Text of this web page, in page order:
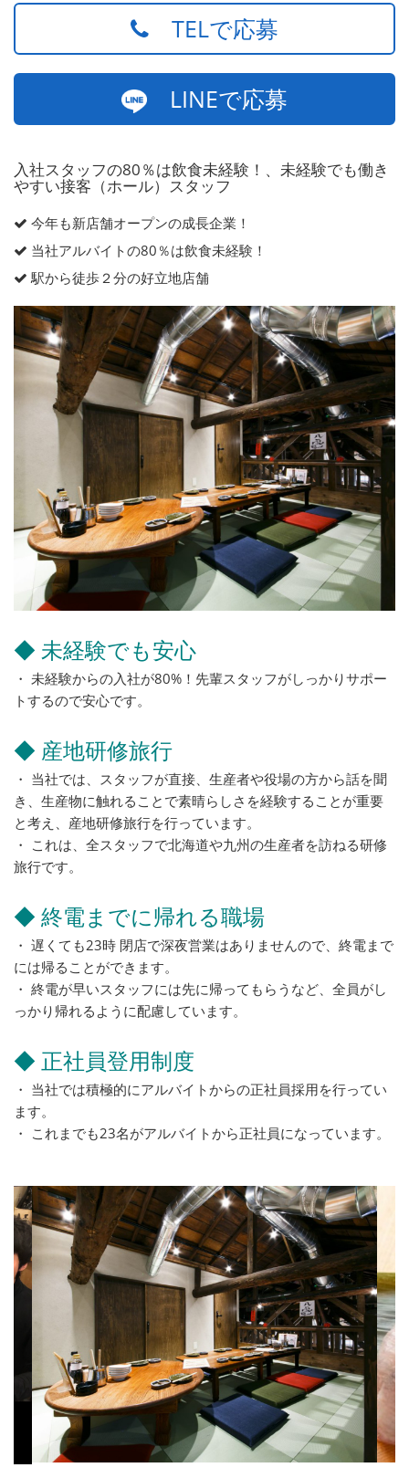
TELで応募
LINEで応募
入社スタッフの80％は飲食未経験！、未経験でも働き
やすい接客（ホール）スタッフ
今年も新店舗オープンの成長企業！
当社アルバイトの80％は飲食未経験！
駅から徒歩２分の好立地店舗
◆ 未経験でも安心
・ 未経験からの入社が80%！先輩スタッフがしっかりサポー
トするので安心です。
◆ 産地研修旅行
・ 当社では、スタッフが直接、生産者や役場の方から話を聞
き、生産物に触れることで素晴らしさを経験することが重要
と考え、産地研修旅行を行っています。
・ これは、全スタッフで北海道や九州の生産者を訪ねる研修
旅行です。
◆ 終電までに帰れる職場
・ 遅くても23時 閉店で深夜営業はありませんので、終電まで
には帰ることができます。
・ 終電が早いスタッフには先に帰ってもらうなど、全員がし
っかり帰れるように配慮しています。
◆ 正社員登用制度
・ 当社では積極的にアルバイトからの正社員採用を行ってい
ます。
・ これまでも23名がアルバイトから正社員になっています。